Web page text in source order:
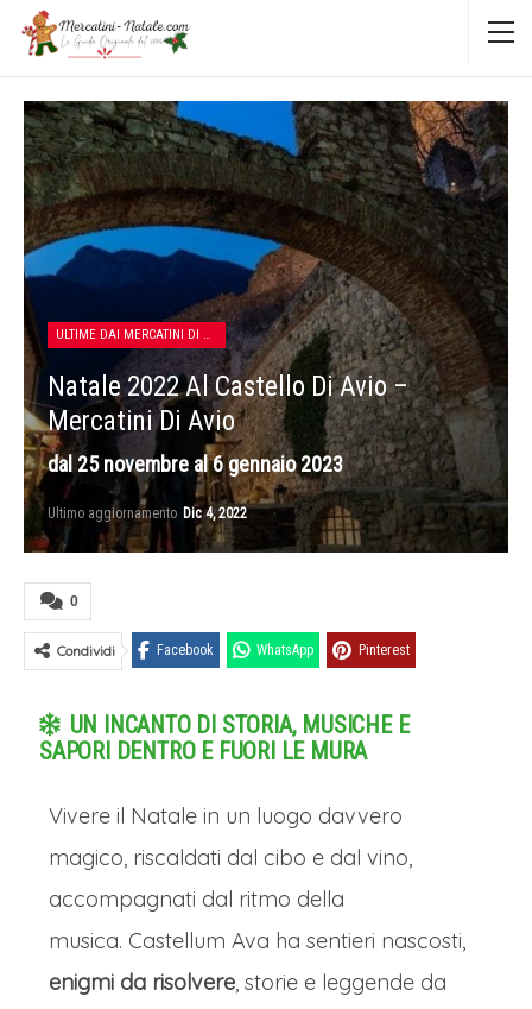
ULTIME DAI MERCATINI DI NATALE
Natale 2022 Al Castello Di Avio –
Mercatini Di Avio
dal 25 novembre al 6 gennaio 2023
Ultimo aggiornamento Dic 4, 2022
0
Condividi Facebook WhatsApp Pinterest
UN INCANTO DI STORIA, MUSICHE E
SAPORI DENTRO E FUORI LE MURA
Vivere il Natale in un luogo davvero
magico, riscaldati dal cibo e dal vino,
accompagnati dal ritmo della
musica. Castellum Ava ha sentieri nascosti,
enigmi da risolvere, storie e leggende da